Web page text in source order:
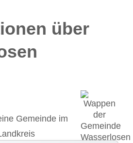
über
Gemeinde im